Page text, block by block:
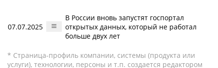
07.07.2025
В России вновь запустят госпортал
открытых данных, который не работал
больше двух лет
* Страница-профиль компании, системы (продукта или
услуги), технологии, персоны и т.п. создается редактором